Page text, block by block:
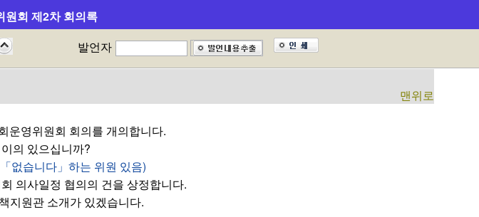
원회 제2차 회의록
발언자
맨위로
운영위원회 회의를 개의합니다.
의 있으십니까?
없습니다」하는 위원 있음)
의사일정 협의의 건을 상정합니다.
지원관 소개가 있겠습니다.